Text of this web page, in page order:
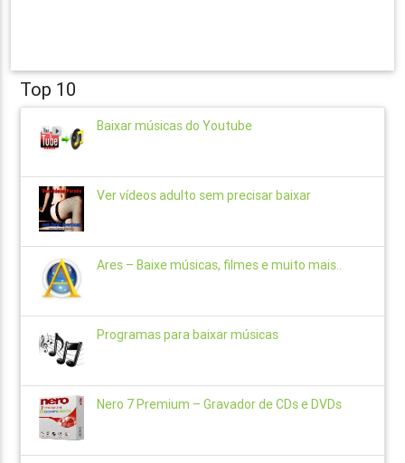
Top 10
Baixar músicas do Youtube
Ver vídeos adulto sem precisar baixar
Ares – Baixe músicas, filmes e muito mais..
Programas para baixar músicas
Nero 7 Premium – Gravador de CDs e DVDs